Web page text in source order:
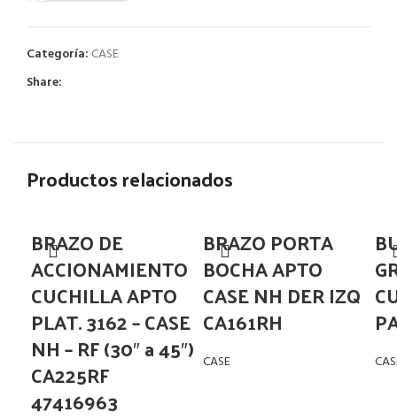
Categoría: CASE
Share:
Productos relacionados
BRAZO DE
ACCIONAMIENTO
CUCHILLA APTO
PLAT. 3162 – CASE
NH – RF (30″ a 45″)
CA225RF
47416963
BRAZO PORTA
BOCHA APTO
CASE NH DER IZQ
CA161RH
CASE